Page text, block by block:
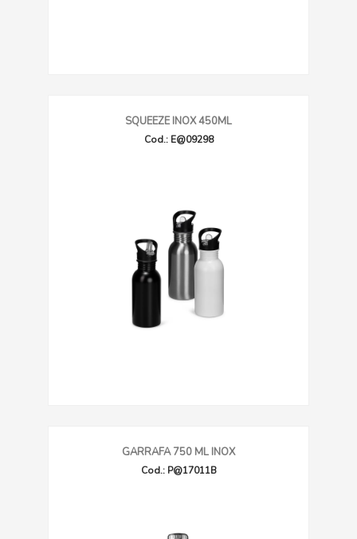
SQUEEZE INOX 450ML
Cod.: E@09298
GARRAFA 750 ML INOX
Cod.: P@17011B